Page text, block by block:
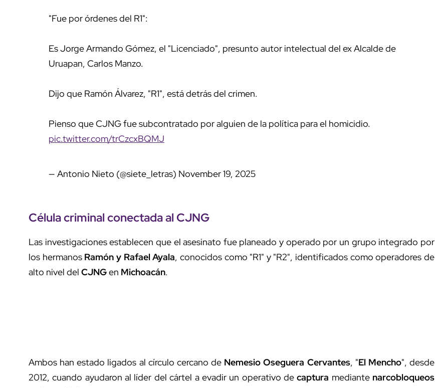
"Fue por órdenes del R1":
Es Jorge Armando Gómez, el "Licenciado", presunto autor intelectual del ex Alcalde de
Uruapan, Carlos Manzo.
Dijo que Ramón Álvarez, "R1", está detrás del crimen.
Pienso que CJNG fue subcontratado por alguien de la política para el homicidio.
pic.twitter.com/trCzcxBQMJ
— Antonio Nieto (@siete_letras) November 19, 2025
Célula criminalconectada al CJNG
Las investigaciones establecen que el asesinato fue planeado y operado por un grupo integrado por
los hermanos Ramón y Rafael Ayala, conocidos como "R1" y "R2", identificados como operadores de
alto nivel del CJNGen Michoacán.
Ambos han estado ligados al círculo cercano de Nemesio Oseguera Cervantes, "El Mencho", desde
2012, cuando ayudaron al líder del cártel a evadir un operativo decaptura mediante narcobloqueos